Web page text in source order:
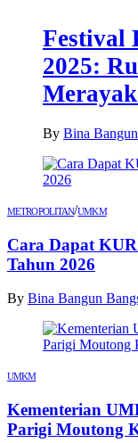
Festival
2025:
By Bina
METROPOLITAN/UMKM
Cara Dapat
Tahun 2026
By Bina Bangun
UMKM
Kementerian
Parigi Moutong